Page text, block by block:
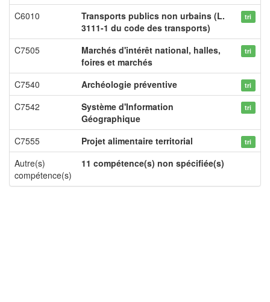
C6010
Transports publics non urbains (L.
3111-1 du code des transports)
tri
C7505
Marchés d'intérêt national, halles,
foires et marchés
tri
C7540 Archéologie préventive tri
C7542
Système d'Information
Géographique
tri
C7555 Projet alimentaire territorial tri
Autre(s)
compétence(s)
11 compétence(s) non spécifiée(s)